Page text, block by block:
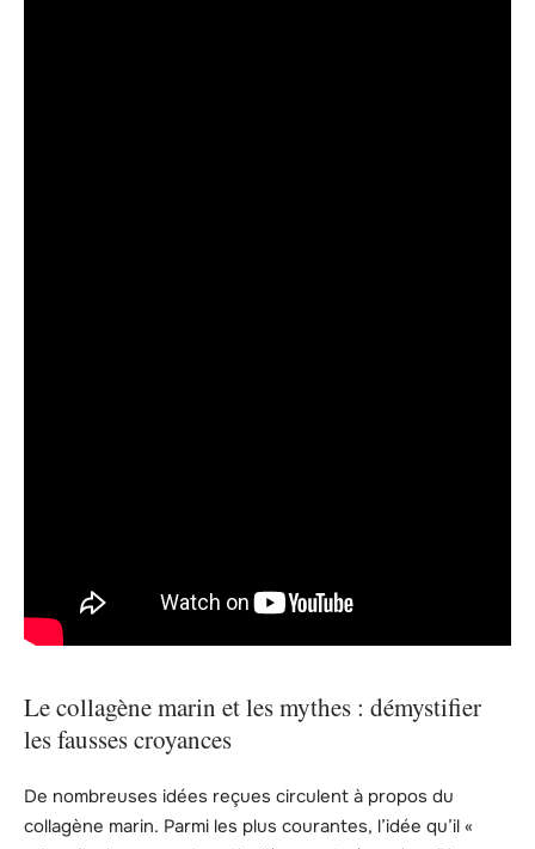
Le collagène marin et les mythes : démystifier
les fausses croyances
De nombreuses idées reçues circulent à propos du
collagène marin. Parmi les plus courantes, l’idée qu’il «